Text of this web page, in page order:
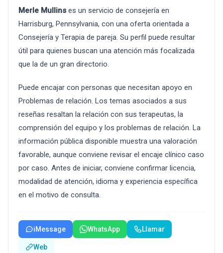
Merle Mullins es un servicio de consejería en
Harrisburg, Pennsylvania, con una oferta orientada a
Consejería y Terapia de pareja. Su perfil puede resultar
útil para quienes buscan una atención más focalizada
que la de un gran directorio.
Puede encajar con personas que necesitan apoyo en
Problemas de relación. Los temas asociados a sus
reseñas resaltan la relación con sus terapeutas, la
comprensión del equipo y los problemas de relación. La
información pública disponible muestra una valoración
favorable, aunque conviene revisar el encaje clínico caso
por caso. Antes de iniciar, conviene confirmar licencia,
modalidad de atención, idioma y experiencia específica
en el motivo de consulta.
iMessage WhatsApp Llamar
Web